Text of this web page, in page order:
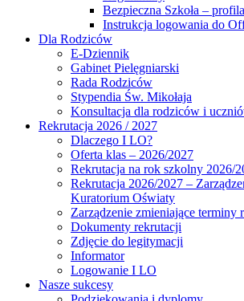
Bezpieczna Szkoła –
Instrukcja logowania do
Dla Rodziców
E-Dziennik
Gabinet Pielęgniarski
Rada Rodziców
Stypendia Św. Mikołaja
Konsultacja dla rodziców i
Rekrutacja 2026 / 2027
Dlaczego I LO?
Oferta klas – 2026/2027
Rekrutacja na rok szkolny 2026/
Rekrutacja 2026/2027 –
Kuratorium Oświaty
Zarządzenie zmieniające terminy
Dokumenty rekrutacji
Zdjęcie do legitymacji
Informator
Logowanie I LO
Nasze sukcesy